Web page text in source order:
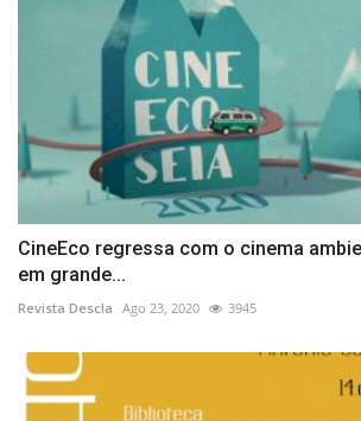
CineEco regressa com o cinema
em grande...
Revista Descla Ago 23, 2020 3945